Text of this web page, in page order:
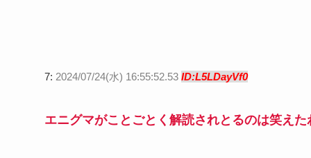
7: 2024/07/24(水) 16:55:52.53 ID:L5LDayVf0
エニグマがことごとく解読されとるのは笑えた